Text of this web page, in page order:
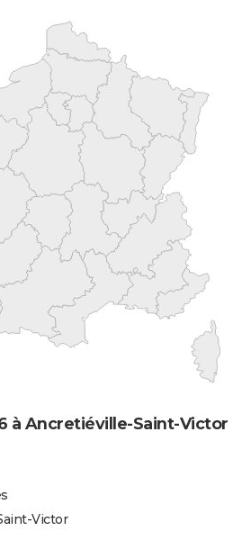
à Ancretiéville-Saint-Victor
Victor